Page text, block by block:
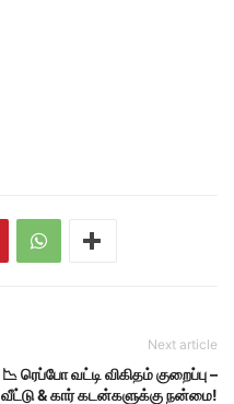
Next article
📉 ரெப்போ வட்டி விகிதம் குறைப்பு –
வீட்டு & கார் கடன்களுக்கு நன்மை!